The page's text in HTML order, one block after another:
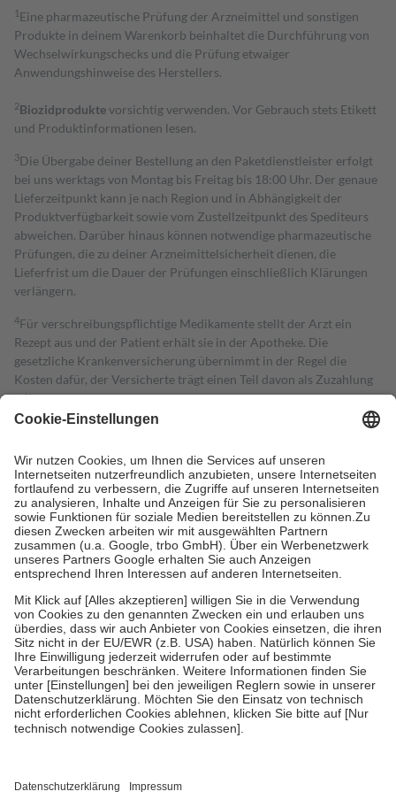
1 Eine pharmazeutische Prüfung der Arzneimittel und sonstigen
Produkte in deinem Warenkorb beinhaltet die Durchführung von
Wechselwirkungschecks und die Prüfung etwaiger
Anwendungshinweise des Herstellers.
2Biozidproduktevorsichtig verwenden. Vor Gebrauch stets Etikett
und Produktinformationen lesen.
3Die Übergabe deiner Bestellung an den Paketdienstleister erfolgt
bei uns werktags von Montag bis Freitag bis 18:00 Uhr. Der genaue
Lieferzeitpunkt kann je nach Region und in Abhängigkeit der
Produktverfügbarkeit sowie vom Zustellzeitpunkt des Spediteurs
abweichen. Darüber hinaus können notwendige pharmazeutische
Prüfungen, die zu deiner Arzneimittelsicherheit dienen, die
Lieferfrist um die Dauer der Prüfungen einschließlich Klärungen
verlängern.
4Für verschreibungspflichtige Medikamente stellt der Arzt ein
Rezept aus und der Patient erhält sie in der Apotheke. Die
gesetzliche Krankenversicherung übernimmt in der Regel die
Kosten dafür, der Versicherte trägt einen Teil davon als Zuzahlung
mit.
Grundsätzlich leisten Mitglieder Zuzahlungen in Höhe von zehn
höchstens zehn Euro.
Es sind jedoch nie mehr als die tatsächlichen
Kosten der Leistung zu entrichten.
Diese Regeln gelten grundsätzlich auch für Online-Apotheken.
Bei Heilmitteln und häuslicher Krankenpflege beträgt die
Zuzahlung zehn Prozent der Kosten sowie zehn Euro je
Verordnung.
Um das Engagement der Versicherten für ihre eigene Gesundheit zu
stärken und die besondere Stellung der Familie zu unterstützen,
fallenkeine Zuzahlungenan bei:
• Kindern und Jugendlichen bis zum vollendeten 18. Lebensjahr
mit Ausnahme der Fahrkosten
• Untersuchungen zur Vorsorge und Früherkennung, die von der
GKV getragen werden
• empfohlenen Schutzimpfungen
• Harn- und Blutteststreifen
getroffen, um sicherzustellen, dass es sich um echte Bewertungen